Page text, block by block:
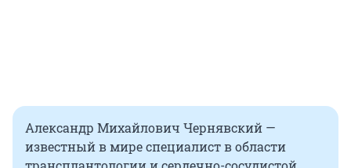
Александр Михайлович Чернявский —
известный в мире специалист в области